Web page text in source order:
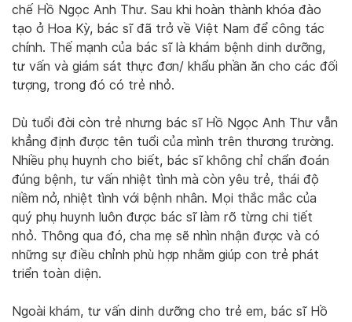
chế Hồ Ngọc Anh Thư. Sau khi hoàn thành khóa đào
tạo ở Hoa Kỳ, bác sĩ đã trở về Việt Nam để công tác
chính. Thế mạnh của bác sĩ là khám bệnh dinh dưỡng,
tư vấn và giám sát thực đơn/ khẩu phần ăn cho các đối
tượng, trong đó có trẻ nhỏ.
Dù tuổi đời còn trẻ nhưng bác sĩ Hồ Ngọc Anh Thư vẫn
khẳng định được tên tuổi của mình trên thương trường.
Nhiều phụ huynh cho biết, bác sĩ không chỉ chẩn đoán
đúng bệnh, tư vấn nhiệt tình mà còn yêu trẻ, thái độ
niềm nở, nhiệt tình với bệnh nhân. Mọi thắc mắc của
quý phụ huynh luôn được bác sĩ làm rõ từng chi tiết
nhỏ. Thông qua đó, cha mẹ sẽ nhìn nhận được và có
những sự điều chỉnh phù hợp nhằm giúp con trẻ phát
triển toàn diện.
Ngoài khám, tư vấn dinh dưỡng cho trẻ em, bác sĩ Hồ